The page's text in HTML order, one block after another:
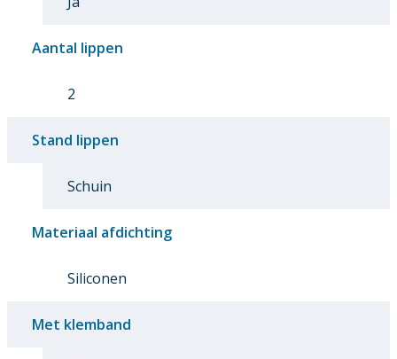
Aantal lippen
2
Stand lippen
Schuin
Materiaal afdichting
Siliconen
Met klemband